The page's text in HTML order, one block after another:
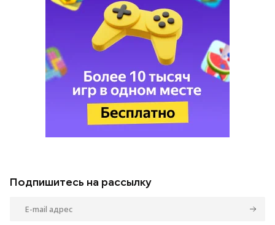
Подпишитесь на рассылку